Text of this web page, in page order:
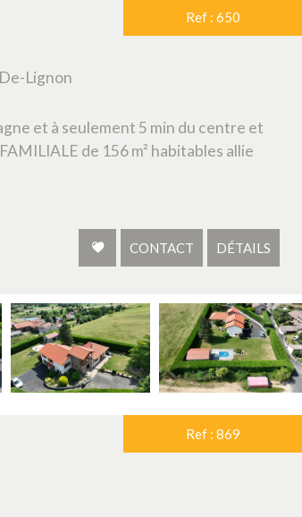
Ref : 650
Lignon
et à seulement 5 min du centre et
de 156 m² habitables allie
CONTACT DÉTAILS
Ref : 869